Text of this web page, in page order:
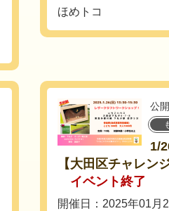
ほめトコ
公
1/
【大田区チャレン
イベント終了
開催日：2025年01月